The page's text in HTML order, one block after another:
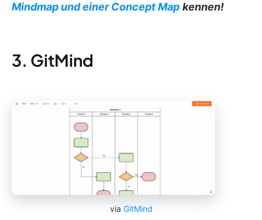
Mindmap und einer Concept Map kennen!
3. GitMind
via GitMind